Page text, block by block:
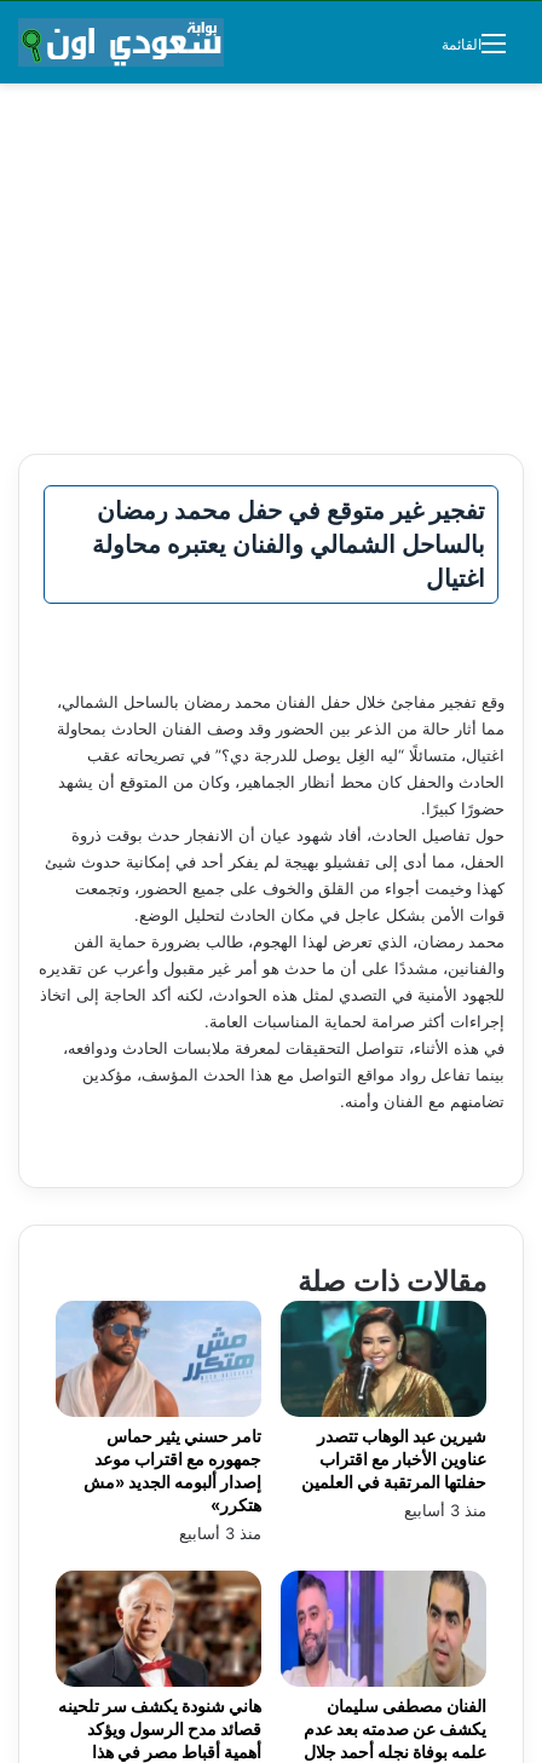
القائمة
تفجير غير متوقع في حفل محمد رمضان
بالساحل الشمالي والفنان يعتبره محاولة
اغتيال
وقع تفجير مفاجئ خلال حفل الفنان محمد رمضان بالساحل الشمالي،
مما أثار حالة من الذعر بين الحضور وقد وصف الفنان الحادث بمحاولة
اغتيال، متسائلًا “ليه الغِل يوصل للدرجة دي؟” في تصريحاته عقب
الحادث والحفل كان محط أنظار الجماهير، وكان من المتوقع أن يشهد
حضورًا كبيرًا.
حول تفاصيل الحادث، أفاد شهود عيان أن الانفجار حدث بوقت ذروة
الحفل، مما أدى إلى تفشيلو بهيجة لم يفكر أحد في إمكانية حدوث شيئ
كهذا وخيمت أجواء من القلق والخوف على جميع الحضور، وتجمعت
قوات الأمن بشكل عاجل في مكان الحادث لتحليل الوضع.
محمد رمضان، الذي تعرض لهذا الهجوم، طالب بضرورة حماية الفن
والفنانين، مشددًا على أن ما حدث هو أمر غير مقبول وأعرب عن تقديره
للجهود الأمنية في التصدي لمثل هذه الحوادث، لكنه أكد الحاجة إلى اتخاذ
إجراءات أكثر صرامة لحماية المناسبات العامة.
في هذه الأثناء، تتواصل التحقيقات لمعرفة ملابسات الحادث ودوافعه،
بينما تفاعل رواد مواقع التواصل مع هذا الحدث المؤسف، مؤكدين
تضامنهم مع الفنان وأمنه.
مقالات ذات صلة
تامر حسني يثير حماس
جمهوره مع اقتراب موعد
إصدار ألبومه الجديد «مش
هتكرر»
منذ 3 أسابيع
شيرين عبد الوهاب تتصدر
عناوين الأخبار مع اقتراب
حفلتها المرتقبة في العلمين
منذ 3 أسابيع
هاني شنودة يكشف سر تلحينه
قصائد مدح الرسول ويؤكد
أهمية أقباط مصر في هذا
الفنان مصطفى سليمان
يكشف عن صدمته بعد عدم
علمه بوفاة نجله أحمد جلال